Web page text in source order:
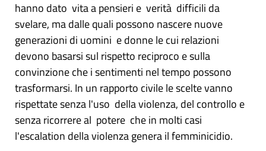
hanno dato vita a pensieri e verità difficili da
svelare, ma dalle quali possono nascere nuove
generazioni di uomini e donne le cui relazioni
devono basarsi sul rispetto reciproco e sulla
convinzione che i sentimenti nel tempo possono
trasformarsi. In un rapporto civile le scelte vanno
rispettate senza l'uso della violenza, del controllo e
senza ricorrere al potere che in molti casi
l'escalation della violenza genera il femminicidio.